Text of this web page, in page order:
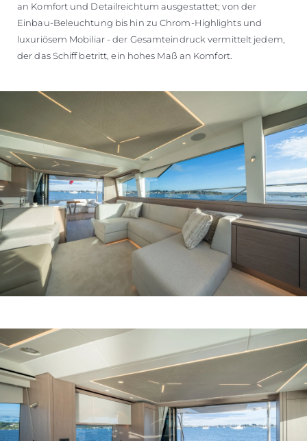
an Komfort und Detailreichtum ausgestattet; von der
Einbau-Beleuchtung bis hin zu Chrom-Highlights und
luxuriösem Mobiliar - der Gesamteindruck vermittelt jedem,
der das Schiff betritt, ein hohes Maß an Komfort.